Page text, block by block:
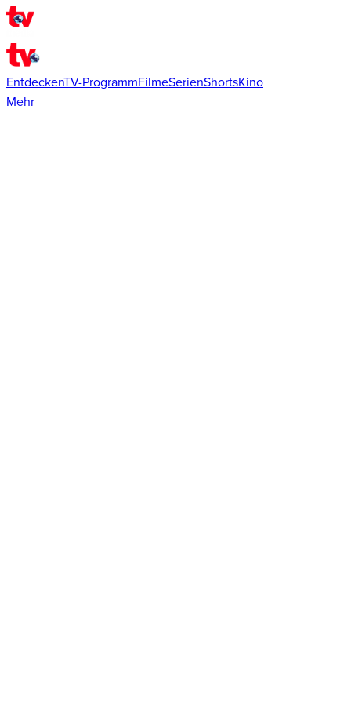
EntdeckenTV-ProgrammFilmeSerienShortsKino
Mehr